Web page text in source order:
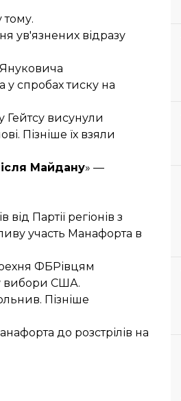
ув'язнених відразу
Януковича
у спробах тиску на
Гейтсу висунули
Пізніше їх взяли
Майдану» —
від Партії регіонів з
участь Манафорта в
ФБРівцям
вибори США.
Пізніше
до розстрілів на